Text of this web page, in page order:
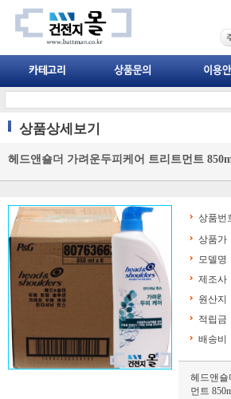
상품상세보기
헤드앤숄더 가려운두피케어 트리트먼트
상품번
상품가
모델명
제조사
원산지
적립금
배송비
헤드앤숄
먼트